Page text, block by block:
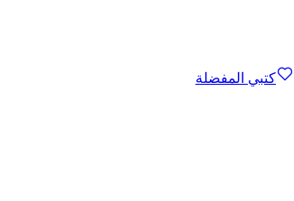
كتبي المفضلة